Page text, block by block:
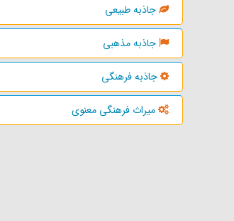
جاذبه طبیعی
جاذبه مذهبی
جاذبه فرهنگی
میراث فرهنگی معنوی